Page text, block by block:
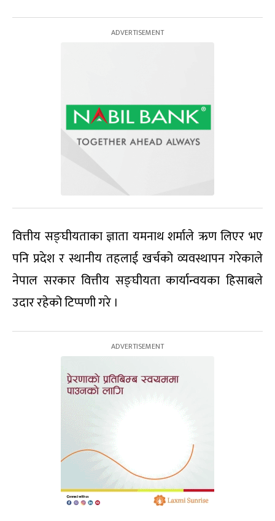
वित्तीय सङ्घीयताका ज्ञाता यमनाथ शर्माले ऋण लिएर भए
पनि प्रदेश र स्थानीय तहलाई खर्चको व्यवस्थापन गरेकाले
नेपाल सरकार वित्तीय सङ्घीयता कार्यान्वयका हिसाबले
उदार रहेको टिप्पणी गरे ।